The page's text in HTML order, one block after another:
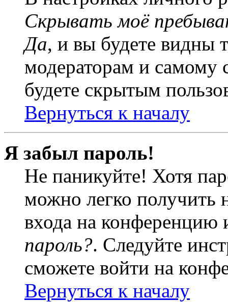
Скрывать моё
Да, и вы будете видны
модераторам и самому
будете скрытым
Вернуться к началу
Я забыл пароль!
Не паникуйте! Хотя
можно легко получить
входа на
пароль?. Следуйте
сможете войти на
Вернуться к началу